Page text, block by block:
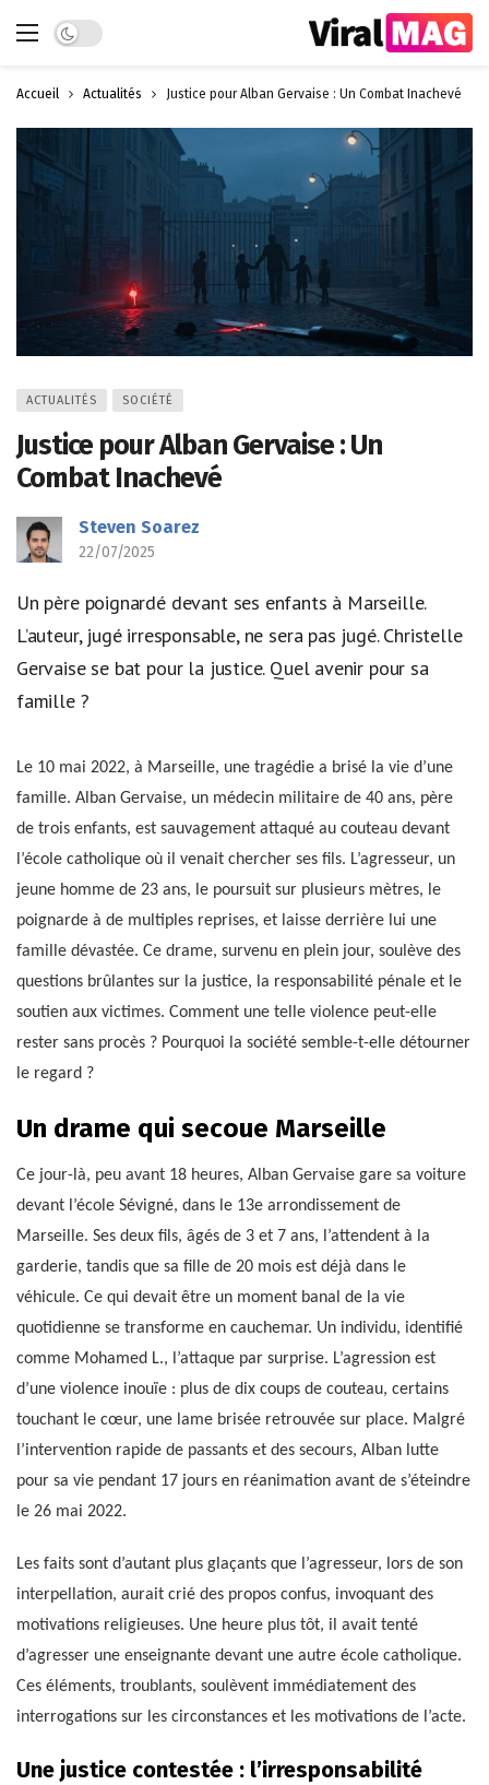
Dark mode
Accueil Actualités Justice pour Alban Gervaise : Un Combat Inachevé
ACTUALITÉS SOCIÉTÉ
Justice pour Alban Gervaise : Un
Combat Inachevé
Steven Soarez
22/07/2025
Un père poignardé devant ses enfants à Marseille.
L’auteur, jugé irresponsable, ne sera pas jugé. Christelle
Gervaise se bat pour la justice. Quel avenir pour sa
famille ?
Le 10 mai 2022, à Marseille, une tragédie a brisé la vie d’une
famille. Alban Gervaise, un médecin militaire de 40 ans, père
de trois enfants, est sauvagement attaqué au couteau devant
l’école catholique où il venait chercher ses fils. L’agresseur, un
jeune homme de 23 ans, le poursuit sur plusieurs mètres, le
poignarde à de multiples reprises, et laisse derrière lui une
famille dévastée. Ce drame, survenu en plein jour, soulève des
questions brûlantes sur la justice, la responsabilité pénale et le
soutien aux victimes. Comment une telle violence peut-elle
rester sans procès ? Pourquoi la société semble-t-elle détourner
le regard ?
Un drame qui secoue Marseille
Ce jour-là, peu avant 18 heures, Alban Gervaise gare sa voiture
devant l’école Sévigné, dans le 13e arrondissement de
Marseille. Ses deux fils, âgés de 3 et 7 ans, l’attendent à la
garderie, tandis que sa fille de 20 mois est déjà dans le
véhicule. Ce qui devait être un moment banal de la vie
quotidienne se transforme en cauchemar. Un individu, identifié
comme Mohamed L., l’attaque par surprise. L’agression est
d’une violence inouïe : plus de dix coups de couteau, certains
touchant le cœur, une lame brisée retrouvée sur place. Malgré
l’intervention rapide de passants et des secours, Alban lutte
pour sa vie pendant 17 jours en réanimation avant de s’éteindre
le 26 mai 2022.
Les faits sont d’autant plus glaçants que l’agresseur, lors de son
interpellation, aurait crié des propos confus, invoquant des
motivations religieuses. Une heure plus tôt, il avait tenté
d’agresser une enseignante devant une autre école catholique.
Ces éléments, troublants, soulèvent immédiatement des
interrogations sur les circonstances et les motivations de l’acte.
Une justice contestée : l’irresponsabilité